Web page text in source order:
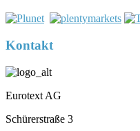
Kontakt
Eurotext AG
Schürerstraße 3